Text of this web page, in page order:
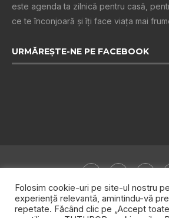
este agenda ta zilnică pentru casă,
ce te înconjoară şi îţi face viaţa mai
URMĂREȘTE-NE PE FACEBOOK
Folosim cookie-uri pe site-ul nostru
experiență relevantă, amintindu-vă
repetate. Făcând clic pe „Accept